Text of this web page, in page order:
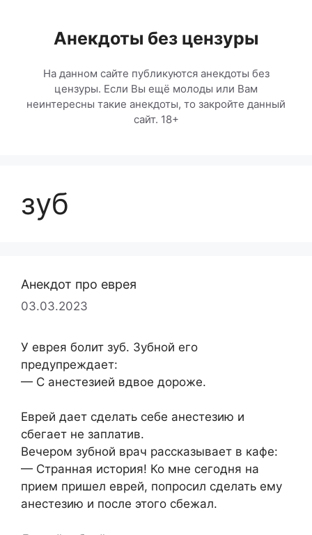
содержимомуАнекдоты без цензуры
На данном сайте публикуются анекдоты без
цензуры. Если Вы ещё молоды или Вам
неинтересны такие анекдоты, то закройте данный
сайт. 18+
зуб
Анекдот про еврея
03.03.2023
У еврея болит зуб. Зубной его
предупреждает:
— С анестезией вдвое дороже.
Еврей дает сделать себе анестезию и
сбегает не заплатив.
Вечером зубной врач рассказывает в кафе:
— Странная история! Ко мне сегодня на
прием пришел еврей, попросил сделать ему
анестезию и после этого сбежал.